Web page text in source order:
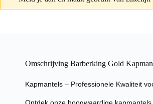
Omschrijving Barberking Gold
Kapmantels – Professionele Kwaliteit